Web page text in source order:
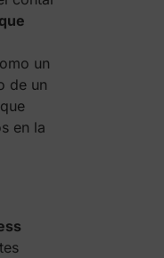
un
de un
en la